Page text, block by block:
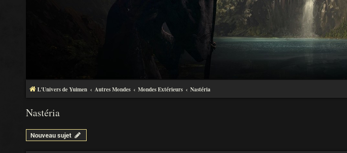
L'Univers de Yuimen Autres Mondes Mondes Extérieurs Nastéria
Nastéria
Nouveau sujet